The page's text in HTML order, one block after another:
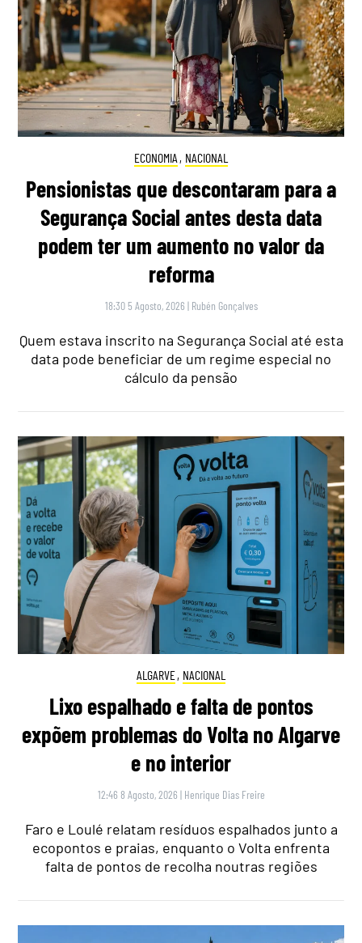
ECONOMIA , NACIONAL
Pensionistas que descontaram para a
Segurança Social antes desta data
podem ter um aumento no valor da
reforma
18:30 5 Agosto, 2026 | Rubén Gonçalves
Quem estava inscrito na Segurança Social até esta
data pode beneficiar de um regime especial no
cálculo da pensão
ALGARVE, NACIONAL
Lixo espalhado e falta de pontos
expõem problemas do Volta no Algarve
e no interior
12:46 8 Agosto, 2026 | Henrique Dias Freire
Faro e Loulé relatam resíduos espalhados junto a
ecopontos e praias, enquanto o Volta enfrenta
falta de pontos de recolha noutras regiões